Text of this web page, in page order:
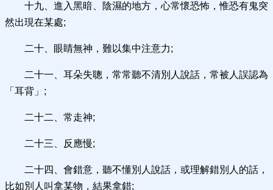
十九、進入黑暗、陰濕的地方，心常懷恐怖，惟恐有鬼突
然出現在某處;
二十、眼睛無神，難以集中注意力;
二十一、耳朵失聰，常常聽不清別人說話，常被人誤認為
「耳背」;
二十二、常走神;
二十三、反應慢;
二十四、會錯意，聽不懂別人說話，或理解錯別人的話，
比如別人叫拿某物，結果拿錯;